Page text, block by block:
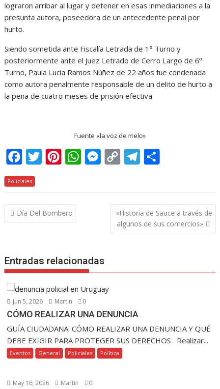
lograron arribar al lugar y detener en esas inmediaciones a la
presunta autora, poseedora de un antecedente penal por
hurto.
Siendo sometida ante Fiscalía Letrada de 1° Turno y
posteriormente ante el Juez Letrado de Cerro Largo de 6º
Turno, Paula Lucia Ramos Núñez de 22 años fue condenada
como autora penalmente responsable de un delito de hurto a
la pena de cuatro meses de prisión efectiva.
Fuente «la voz de melo»
F
ac
e
b
o
T
itt
er
Pi
er
e
st
W
at
M
ss
C
p
y
Li
n
T
e
gr
a
m
m
p
ar
ti
Policiales
Navegación
de
Día Del Bombero
«Historia de Sauce a través de
algunos de sus comercios»
Entradas relacionadas
Jun 5, 2026 Martin 0
CÓMO REALIZAR UNA DENUNCIA
GUÍA CIUDADANA: CÓMO REALIZAR UNA DENUNCIA Y QUÉ
DEBE EXIGIR PARA PROTEGER SUS DERECHOS Realizar...
Eventos General Policiales Política
May 16, 2026 Martin 0